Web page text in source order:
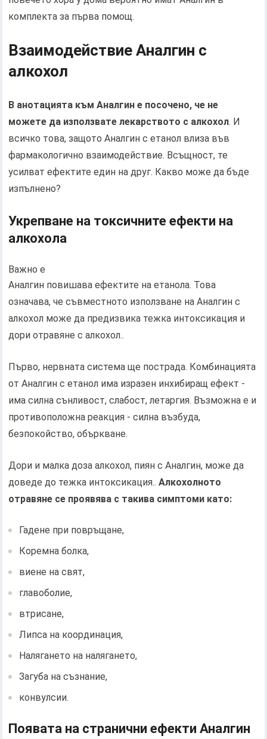
комплекта за първа помощ.
Взаимодействие Аналгин с
алкохол
В анотацията към Аналгин е посочено, че не
можете да използвате лекарството с алкохол. И
всичко това, защото Аналгин с етанол влиза във
фармакологично взаимодействие. Всъщност, те
усилват ефектите един на друг. Какво може да бъде
изпълнено?
Укрепване на токсичните ефекти на
алкохола
Важно е
Аналгин повишава ефектите на етанола. Това
означава, че съвместното използване на Аналгин с
алкохол може да предизвика тежка интоксикация и
дори отравяне с алкохол..
Първо, нервната система ще пострада. Комбинацията
от Аналгин с етанол има изразен инхибиращ ефект -
има силна сънливост, слабост, летаргия. Възможна е и
противоположна реакция - силна възбуда,
безпокойство, объркване.
Дори и малка доза алкохол, пиян с Аналгин, може да
доведе до тежка интоксикация..Алкохолното
отравяне се проявява с такива симптоми като:
Гадене при повръщане,
Коремна болка,
виене на свят,
главоболие,
втрисане,
Липса на координация,
Налягането на налягането,
Загуба на съзнание,
конвулсии.
Появата на странични ефекти Аналгин